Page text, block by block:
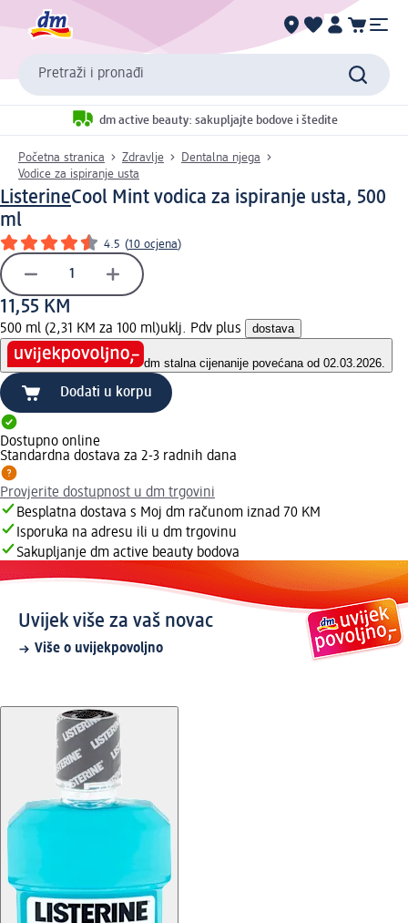
Pretraži i pronađi
dm active beauty: sakupljajte bodove i štedite
Početna stranica Zdravlje
Dentalna njega
Vodice za ispiranje usta
ListerineCool Mint vodica za ispiranje usta, 500
ml
4.5 (10 ocjena)
11,55 KM
500 ml (2,31 KM za 100 ml)uklj. Pdv plus dostava
dm stalna cijenanije povećana od 02.03.2026.
Dodati u korpu
Dostupno online
Standardna dostava za 2-3 radnih dana
Provjerite dostupnost u dm trgovini
Besplatna dostava s Moj dm računom iznad 70 KM
Isporuka na adresu ili u dm trgovinu
Sakupljanje dm active beauty bodova
Uvijek više za vaš novac
Više o uvijekpovoljno